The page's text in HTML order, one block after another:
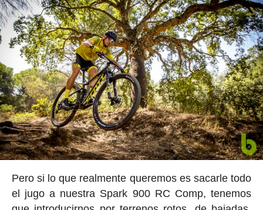
Pero si lo que realmente queremos es sacarle todo
el jugo a nuestra Spark 900 RC Comp, tenemos